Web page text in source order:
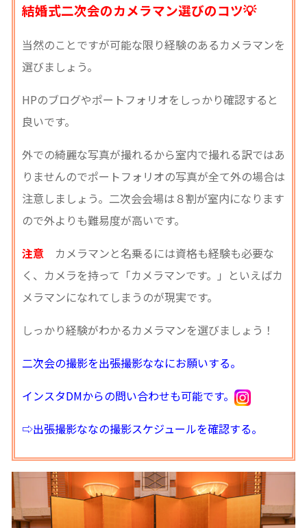
結婚式二次会のカメラマン選びのコツ💡
当然のことですが可能な限り経験のあるカメラマンを
選びましょう。
HPのブログやポートフォリオをしっかり確認すると
良いです。
外での綺麗な写真が撮れるから室内で撮れる訳ではあ
りませんのでポートフォリオの写真が全て外の場合は
注意しましょう。二次会会場は８割が室内になります
ので外よりも難易度が高いです。
注意 カメラマンと名乗るには資格も経験も必要な
く、カメラを持って「カメラマンです。」といえばカ
メラマンになれてしまうのが現実です。
しっかり経験がわかるカメラマンを選びましょう！
二次会の撮影を出張撮影ななにお願いする。
インスタDMからの問い合わせも可能です。
⇨出張撮影ななの撮影スケジュールを確認する。